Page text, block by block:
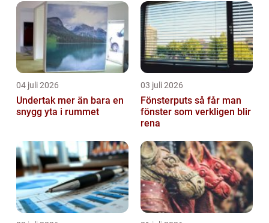
04 juli 2026
Undertak mer än bara en
snygg yta i rummet
03 juli 2026
Fönsterputs så får man
fönster som verkligen blir
rena